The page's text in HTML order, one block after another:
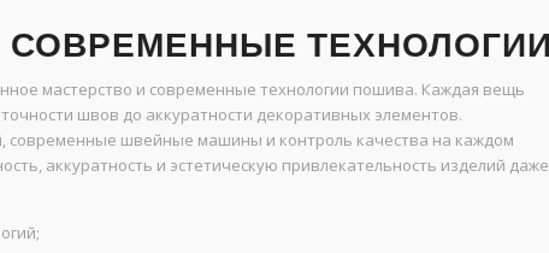
мастерство и современные технологии пошива. Каждая вещь
швов до аккуратности декоративных элементов.
современные швейные машины и контроль качества на каждом
аккуратность и эстетическую привлекательность изделий даже